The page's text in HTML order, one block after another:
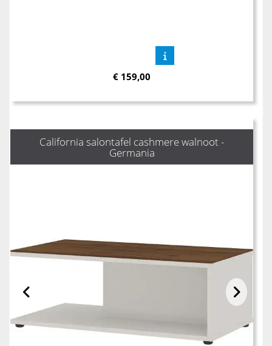
€ 159,00
California salontafel cashmere walnoot -
Germania